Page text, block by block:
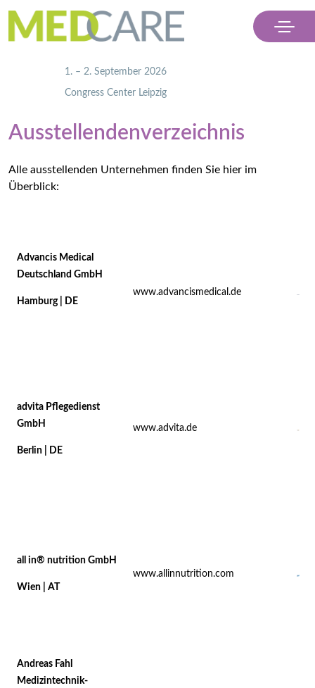
                    1. – 2. September 2026
Besuchen
Ticket kaufen
Die MEDCARE – ein Kongress der Gesundheitsforen
Ausstellendenverzeichnis
Alle ausstellenden Unternehmen finden Sie hier im
Überblick:
Advancis Medical
Deutschland GmbH
Hamburg | DE
www.advancismedical.de
advita Pflegedienst
GmbH
Berlin | DE
www.advita.de
all in® nutrition GmbH
Wien | AT
www.allinnutrition.com
Andreas Fahl
Medizintechnik-